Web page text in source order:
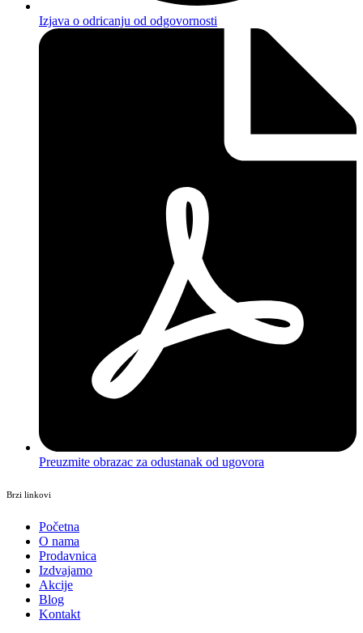
Izjava o odricanju od odgovornosti
Preuzmite obrazac za odustanak od ugovora
Brzi linkovi
Početna
O nama
Prodavnica
Izdvajamo
Akcije
Blog
Kontakt